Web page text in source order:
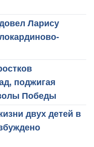
Ларису
поджигая
Победы
двух детей в